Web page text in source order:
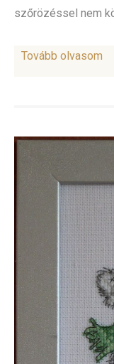
szőrözéssel nem
Tovább olvasom